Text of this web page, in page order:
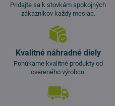
Pridajte sa k stovkám spokojných
zákazníkov každý mesiac.
Kvalitné náhradné diely
Ponúkame kvalitné produkty od
overeného výrobcu.